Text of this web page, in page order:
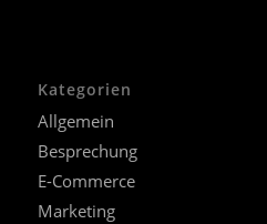
Kategorien
Allgemein
Besprechung
E-Commerce
Marketing